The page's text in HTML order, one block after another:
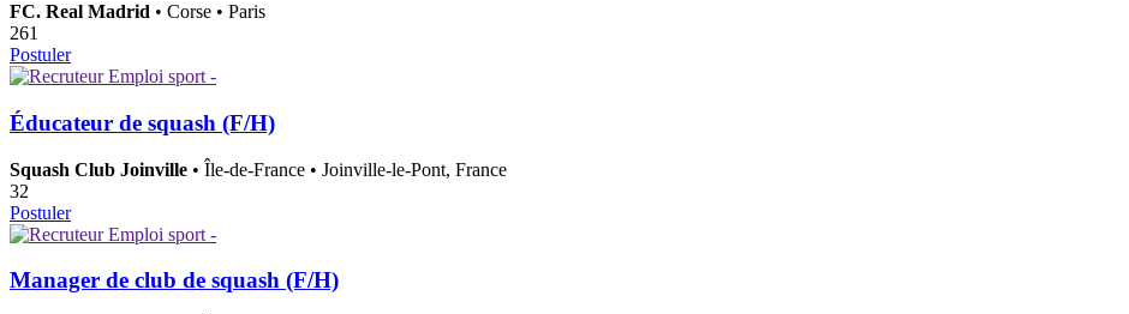
FC. Real Madrid • Corse • Paris
261
Postuler
Éducateur de squash (F/H)
Squash Club Joinville • Île-de-France • Joinville-le-Pont, France
32
Postuler
Manager de club de squash (F/H)